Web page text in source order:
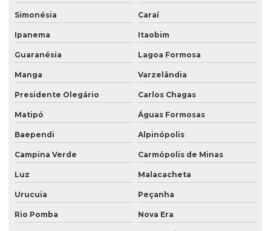
Simonésia Caraí
Ipanema Itaobim
Guaranésia Lagoa Formosa
Manga Varzelândia
Presidente Olegário Carlos Chagas
Matipó Águas Formosas
Baependi Alpinópolis
Campina Verde Carmópolis de Minas
Luz Malacacheta
Urucuia Peçanha
Rio Pomba Nova Era